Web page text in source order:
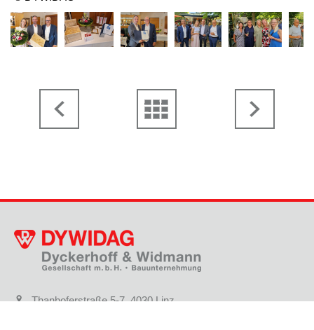
Thanhoferstraße 5-7, 4030 Linz